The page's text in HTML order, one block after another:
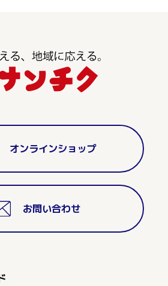
オンラインショップ
お問い合わせ